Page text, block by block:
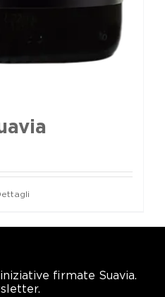
firmate Suavia.